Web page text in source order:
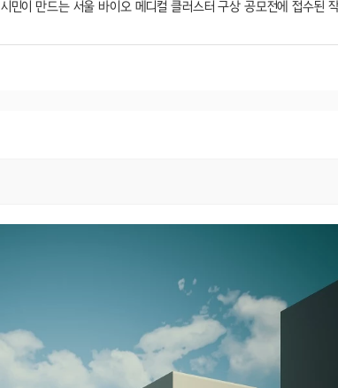
시민이 만드는 서울 바이오 메디컬 클러스터 구상 공모전에 접수된